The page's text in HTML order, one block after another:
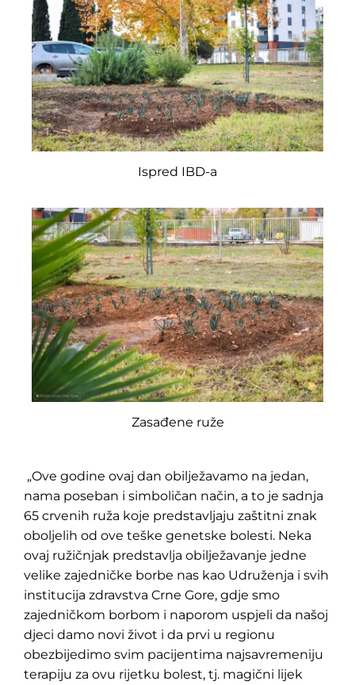
Pretraga
za:
Ispred IBD-a
Zasađene ruže
„Ove godine ovaj dan obilježavamo na jedan,
nama poseban i simboličan način, a to je sadnja
65 crvenih ruža koje predstavljaju zaštitni znak
oboljelih od ove teške genetske bolesti. Neka
ovaj ružičnjak predstavlja obilježavanje jedne
velike zajedničke borbe nas kao Udruženja i svih
institucija zdravstva Crne Gore, gdje smo
zajedničkom borbom i naporom uspjeli da našoj
djeci damo novi život i da prvi u regionu
obezbijedimo svim pacijentima najsavremeniju
terapiju za ovu rijetku bolest, tj. magični lijek